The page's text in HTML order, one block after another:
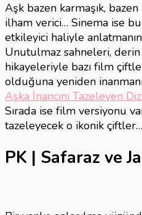
Aşk bazen karmaşık,
ilham verici… Sinema ise
etkileyici haliyle
Unutulmaz sahneleri,
hikayeleriyle bazı film
olduğuna yeniden
Aşka İnancını Tazeleyen
Sırada ise film versiyonu
tazeleyecek o ikonik çiftler…
PK | Safaraz ve